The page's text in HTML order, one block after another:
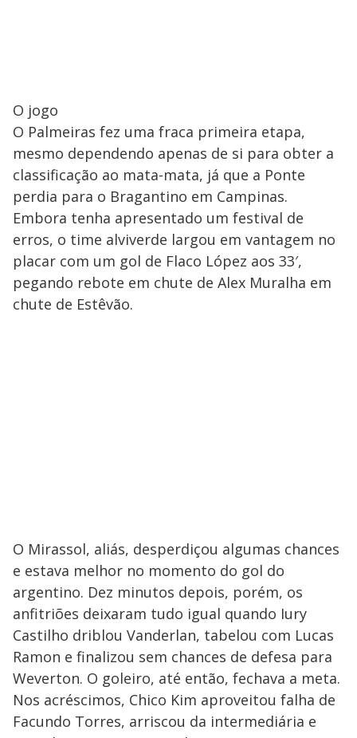
O jogo
O Palmeiras fez uma fraca primeira etapa,
mesmo dependendo apenas de si para obter a
classificação ao mata-mata, já que a Ponte
perdia para o Bragantino em Campinas.
Embora tenha apresentado um festival de
erros, o time alviverde largou em vantagem no
placar com um gol de Flaco López aos 33′,
pegando rebote em chute de Alex Muralha em
chute de Estêvão.
O Mirassol, aliás, desperdiçou algumas chances
e estava melhor no momento do gol do
argentino. Dez minutos depois, porém, os
anfitriões deixaram tudo igual quando Iury
Castilho driblou Vanderlan, tabelou com Lucas
Ramon e finalizou sem chances de defesa para
Weverton. O goleiro, até então, fechava a meta.
Nos acréscimos, Chico Kim aproveitou falha de
Facundo Torres, arriscou da intermediária e